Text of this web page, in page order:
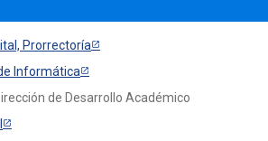
Prorrectoría
Informática
de Desarrollo Académico